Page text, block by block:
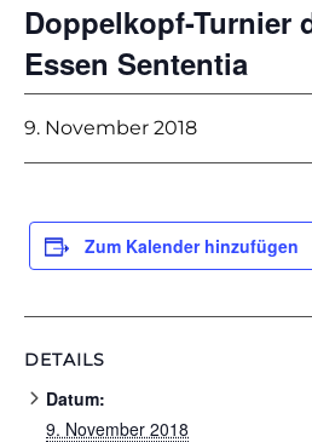
Doppelkopf-Turnier
Essen Sententia
9. November 2018
Zum Kalender hinzufügen
DETAILS
Datum:
9. November 2018